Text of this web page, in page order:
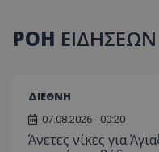
ΡΟΗ ΕΙΔΗΣΕΩΝ
ΔΙΕΘΝΗ
07.08.2026 - 00:20
Άνετες νίκες για